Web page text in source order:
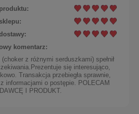
komentarz:
(choker z różnymi serduszkami) spełnił
się interesująco,
Transakcja przebiegła sprawnie,
informacjami o postępie. POLECAM
I PRODUKT.